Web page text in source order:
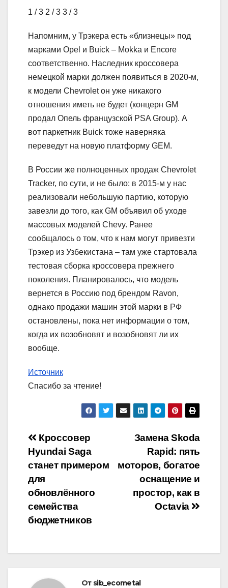
1 / 3 2 / 3 3 / 3
Напомним, у Трэкера есть «близнецы» под
марками Opel и Buick – Mokka и Encore
соответственно. Наследник кроссовера
немецкой марки должен появиться в 2020-м,
к модели Chevrolet он уже никакого
отношения иметь не будет (концерн GM
продал Опель французской PSA Group). А
вот паркетник Buick тоже наверняка
переведут на новую платформу GEM.
В России же полноценных продаж Chevrolet
Tracker, по сути, и не было: в 2015-м у нас
реализовали небольшую партию, которую
завезли до того, как GM объявил об уходе
массовых моделей Chevy. Ранее
сообщалось о том, что к нам могут привезти
Трэкер из Узбекистана – там уже стартовала
тестовая сборка кроссовера прежнего
поколения. Планировалось, что модель
вернется в Россию под брендом Ravon,
однако продажи машин этой марки в РФ
остановлены, пока нет информации о том,
когда их возобновят и возобновят ли их
вообще.
Источник
Спасибо за чтение!
Навигация
по
записям
Замена Skoda
Rapid: пять
моторов, богатое
оснащение и
простор, как в
Octavia
Кроссовер
Hyundai Saga
станет примером
для
обновлённого
семейства
бюджетников
От sib_ecometal